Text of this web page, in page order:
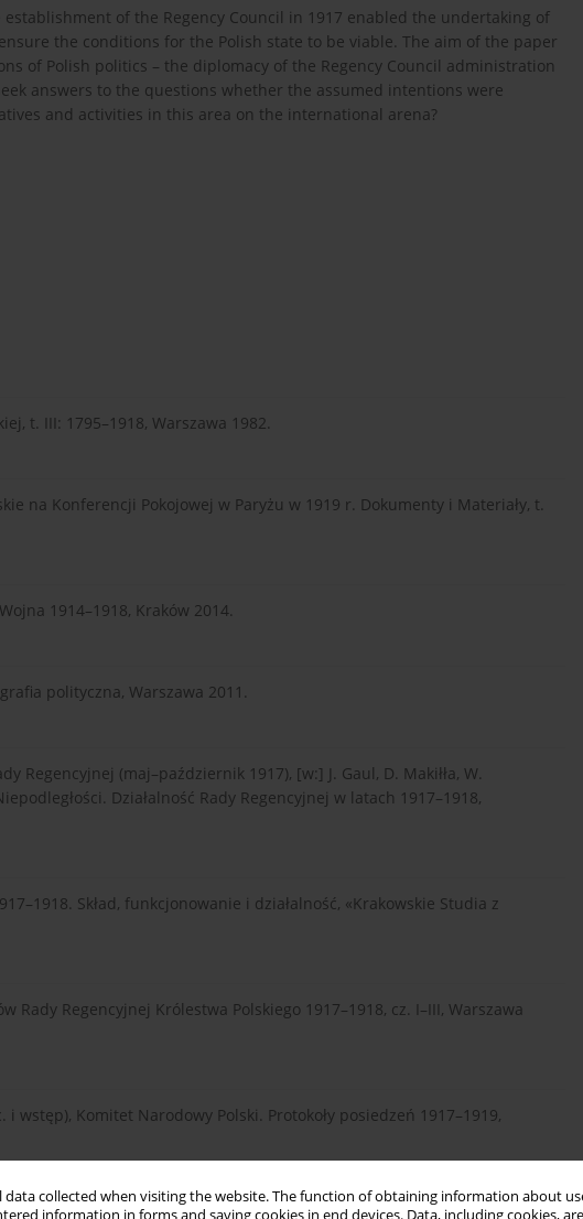
data collected when visiting the website. The function of obtaining information about
information in forms and saving cookies in end devices. Data, including cookies,
of the Regency Council in 1917 enabled the undertaking of
the conditions for the Polish state to be viable. The aim of the paper
of Polish politics – the diplomacy of the Regency Council administration
answers to the questions whether the assumed intentions were
and activities in this area on the international arena?
t. III: 1795–1918, Warszawa 1982.
na Konferencji Pokojowej w Paryżu w 1919 r. Dokumenty i Materiały, t.
1914–1918, Kraków 2014.
polityczna, Warszawa 2011.
Regencyjnej (maj–październik 1917), [w:] J. Gaul, D. Makiłła, W.
Działalność Rady Regencyjnej w latach 1917–1918,
Skład, funkcjonowanie i działalność, «Krakowskie Studia z
Rady Regencyjnej Królestwa Polskiego 1917–1918, cz. I–III, Warszawa
i wstęp), Komitet Narodowy Polski. Protokoły posiedzeń 1917–1919,